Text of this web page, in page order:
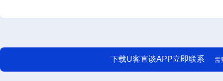
下载U客直谈APP立即联系 需